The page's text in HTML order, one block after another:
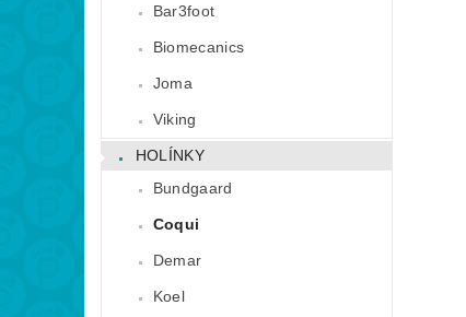
Bar3foot
Biomecanics
Joma
Viking
HOLÍNKY
Bundgaard
Coqui
Demar
Koel